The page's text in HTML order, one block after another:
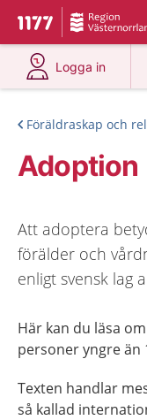
Till startsidan för
Du har valt
Logga in
på 1177.se
Föräldraskap och
Adoption
Att adoptera
förälder och
enligt svensk lag
Här kan du läsa
personer yngre än
Texten handlar
så kallad